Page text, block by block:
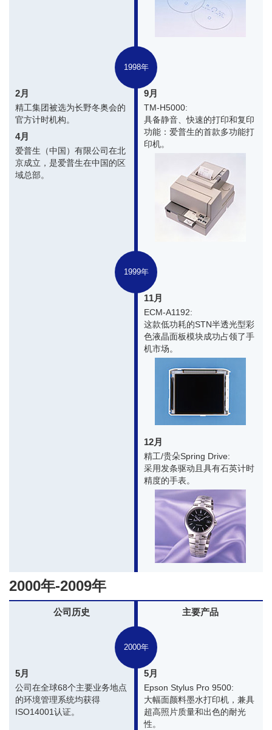
1998年
2月
精工集团被选为长野冬奥会的
官方计时机构。
4月
爱普生（中国）有限公司在北
京成立，是爱普生在中国的区
域总部。
9月
TM-H5000:
具备静音、快速的打印和复印
功能：爱普生的首款多功能打
印机。
1999年
11月
ECM-A1192:
这款低功耗的STN半透光型彩
色液晶面板模块成功占领了手
机市场。
12月
精工/贵朵Spring Drive:
采用发条驱动且具有石英计时
精度的手表。
2000年-2009年
公司历史 主要产品
2000年
5月
公司在全球68个主要业务地点
的环境管理系统均获得
ISO14001认证。
5月
Epson Stylus Pro 9500:
大幅面颜料墨水打印机，兼具
超高照片质量和出色的耐光
性。